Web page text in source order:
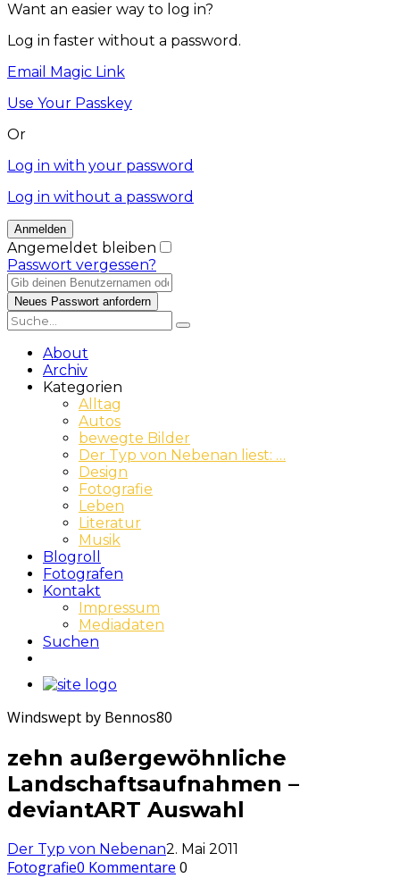
Want an easier way to log in?
Log in faster without a password.
Email Magic Link
Use Your Passkey
Or
Log in with your password
Log in without a password
Angemeldet bleiben
Passwort vergessen?
About
Archiv
Kategorien
Alltag
Autos
bewegte Bilder
Der Typ von Nebenan liest: …
Design
Fotografie
Leben
Literatur
Musik
Blogroll
Fotografen
Kontakt
Impressum
Mediadaten
Suchen
Windswept by Bennos80
zehn außergewöhnliche
Landschaftsaufnahmen –
deviantART Auswahl
Der Typ von Nebenan2. Mai 2011
Fotografie0 Kommentare 0